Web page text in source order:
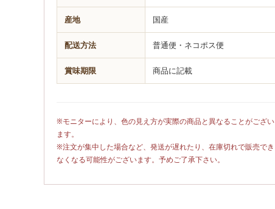
産地 国産
配送方法 普通便・ネコポス便
賞味期限 商品に記載
※モニターにより、色の見え方が実際の商品と異なることがござい
ます。
※注文が集中した場合など、発送が遅れたり、在庫切れで販売でき
なくなる可能性がございます。予めご了承下さい。